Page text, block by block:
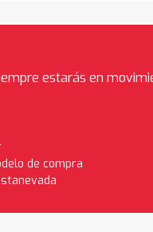
estarás en
de compra